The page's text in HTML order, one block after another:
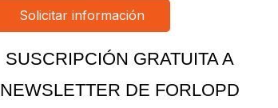
SUSCRIPCIÓN GRATUITA A
NEWSLETTER DE FORLOPD